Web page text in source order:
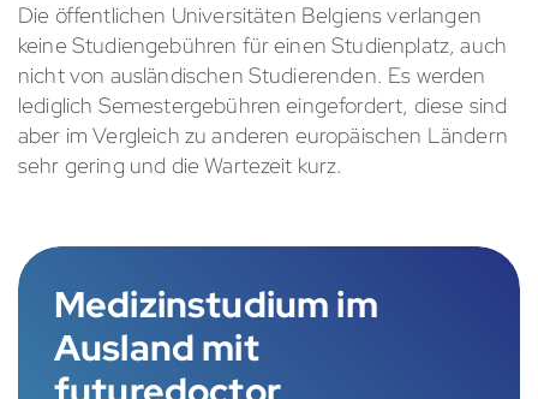
Die öffentlichen Universitäten Belgiens verlangen
keine Studiengebühren für einen Studienplatz, auch
nicht von ausländischen Studierenden. Es werden
lediglich Semestergebühren eingefordert, diese sind
aber im Vergleich zu anderen europäischen Ländern
sehr gering und die Wartezeit kurz.
Medizinstudium im
Ausland mit